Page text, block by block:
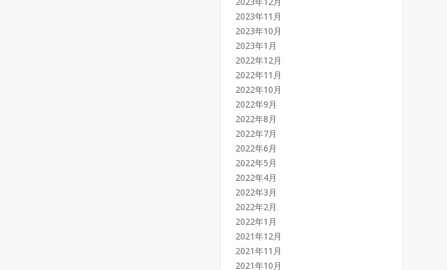
2023年11月
2023年10月
2023年1月
2022年12月
2022年11月
2022年10月
2022年9月
2022年8月
2022年7月
2022年6月
2022年5月
2022年4月
2022年3月
2022年2月
2022年1月
2021年12月
2021年11月
2021年10月